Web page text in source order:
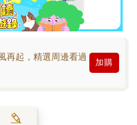
再起，精選周邊看過
加購